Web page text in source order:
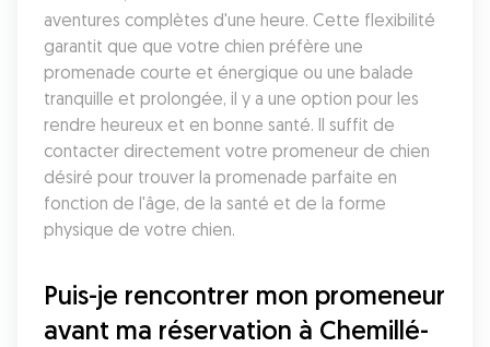
aventures complètes d'une heure. Cette flexibilité
garantit que que votre chien préfère une
promenade courte et énergique ou une balade
tranquille et prolongée, il y a une option pour les
rendre heureux et en bonne santé. Il suffit de
contacter directement votre promeneur de chien
désiré pour trouver la promenade parfaite en
fonction de l'âge, de la santé et de la forme
physique de votre chien.
Puis-je rencontrer mon promeneur
avant ma réservation à Chemillé-